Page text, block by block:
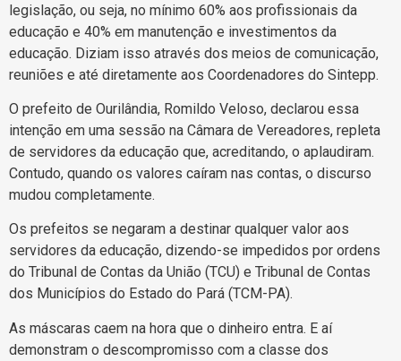
legislação, ou seja, no mínimo 60% aos profissionais da
educação e 40% em manutenção e investimentos da
educação. Diziam isso através dos meios de comunicação,
reuniões e até diretamente aos Coordenadores do Sintepp.
O prefeito de Ourilândia, Romildo Veloso, declarou essa
intenção em uma sessão na Câmara de Vereadores, repleta
de servidores da educação que, acreditando, o aplaudiram.
Contudo, quando os valores caíram nas contas, o discurso
mudou completamente.
Os prefeitos se negaram a destinar qualquer valor aos
servidores da educação, dizendo-se impedidos por ordens
do Tribunal de Contas da União (TCU) e Tribunal de Contas
dos Municípios do Estado do Pará (TCM-PA).
As máscaras caem na hora que o dinheiro entra. E aí
demonstram o descompromisso com a classe dos